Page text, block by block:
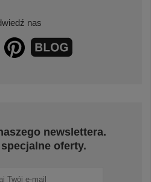
nas
newslettera.
oferty.